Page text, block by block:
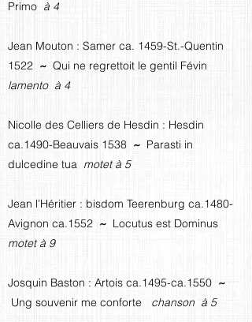
Primo à 4
Jean Mouton : Samer ca. 1459-St.-Quentin
1522 ~ Qui ne regrettoit le gentil Févin
lamento à 4
Nicolle des Celliers de Hesdin : Hesdin
ca.1490-Beauvais 1538 ~ Parasti in
dulcedine tua motet à 5
Jean l’Héritier : bisdom Teerenburg ca.1480-
Avignon ca.1552 ~ Locutus est Dominus
motet à 9
Josquin Baston : Artois ca.1495-ca.1550 ~
Ung souvenir me conforte chanson à 5